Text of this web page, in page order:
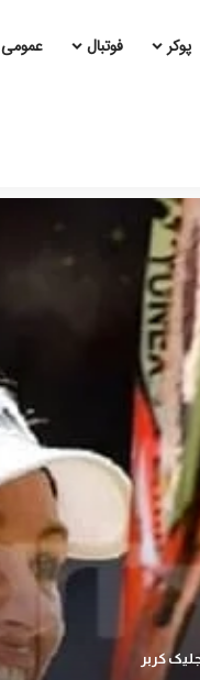
پوکر فوتبال عمومی
کربر